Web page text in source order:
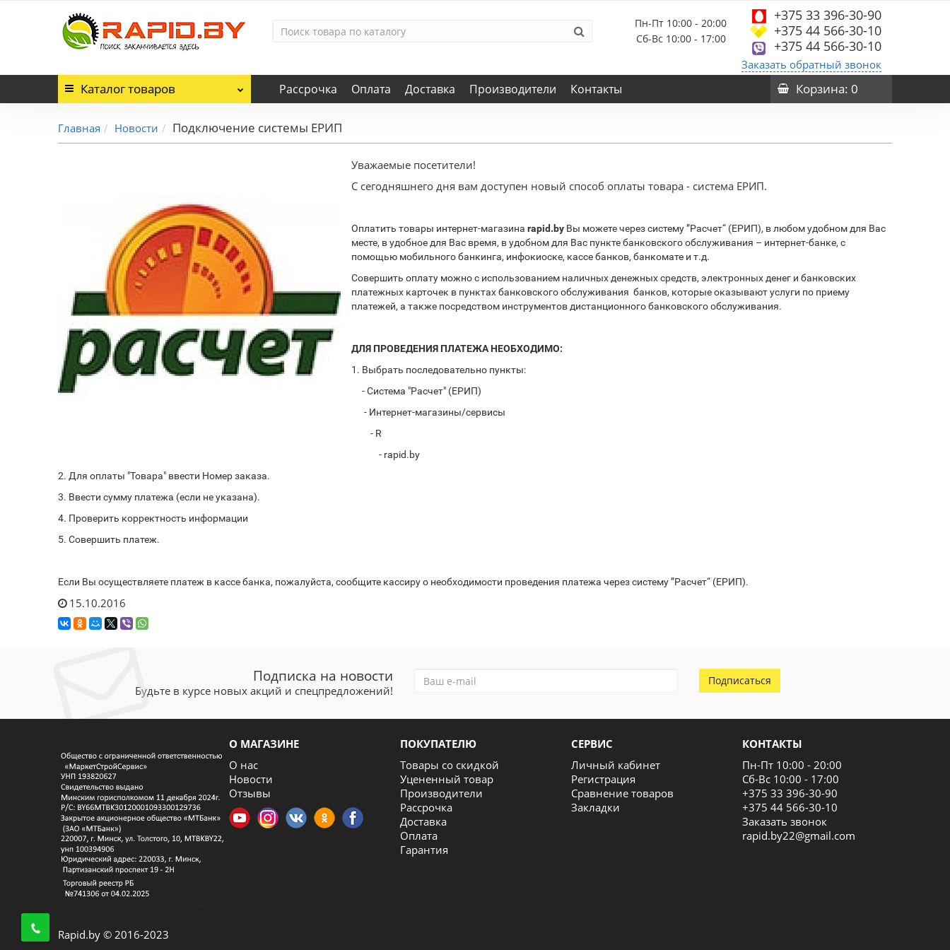
Пн-Пт 10:00 - 20:00
Сб-Вс 10:00 - 17:00
+375 33 396-30-90
+375 44 566-30-10
+375 44 566-30-10
Заказать обратный звонок
Каталогтоваров Рассрочка Оплата Доставка Производители Контакты Корзина: 0
Главная Новости Подключение системы ЕРИП
Уважаемые посетители!
С сегодняшнего дня вам доступен новый способ оплаты товара - система ЕРИП.
Оплатить товары интернет-магазинаrapid.by Вы можете через систему ”Расчет“ (ЕРИП), в любом удобном для Вас
месте, в удобное для Вас время, в удобном для Вас пункте банковского обслуживания – интернет-банке, с
помощью мобильного банкинга, инфокиоске, кассе банков, банкомате и т.д.
Совершить оплату можно с использованием наличных денежных средств, электронных денег и банковских
платежных карточек в пунктах банковского обслуживания банков, которые оказывают услуги по приему
платежей, а также посредством инструментов дистанционного банковского обслуживания.
ДЛЯ ПРОВЕДЕНИЯ ПЛАТЕЖА НЕОБХОДИМО:
1. Выбрать последовательно пункты:
- Система "Расчет" (ЕРИП)
- Интернет-магазины/сервисы
- R
- rapid.by
2. Для оплаты "Товара" ввести Номер заказа.
3. Ввести сумму платежа (если не указана).
4. Проверить корректность информации
5. Совершить платеж.
Если Вы осуществляете платеж в кассе банка, пожалуйста, сообщите кассиру о необходимости проведения платежа через систему ”Расчет“ (ЕРИП).
15.10.2016
Подписка на новости
Будьте в курсе новых акций и спецпредложений!
Подписаться
О МАГАЗИНЕ
О нас
Новости
Отзывы
ПОКУПАТЕЛЮ
Товары со скидкой
Уцененный товар
Производители
Рассрочка
Доставка
Оплата
Гарантия
СЕРВИС
Личный кабинет
Регистрация
Сравнение товаров
Закладки
КОНТАКТЫ
Пн-Пт 10:00 - 20:00
Сб-Вс 10:00 - 17:00
+375 33 396-30-90
+375 44 566-30-10
Заказать звонок
rapid.by22@gmail.com
Rapid.by © 2016-2023